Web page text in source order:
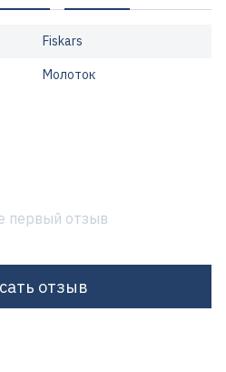
Fiskars
Молоток
первый отзыв
отзыв